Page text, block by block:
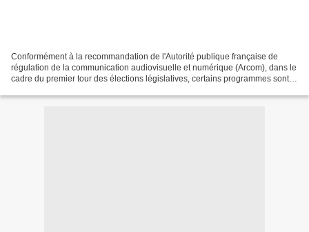
Conformément à la recommandation de l'Autorité publique française de
régulation de la communication audiovisuelle et numérique (Arcom), dans le
cadre du premier tour des élections législatives, certains programmes sont